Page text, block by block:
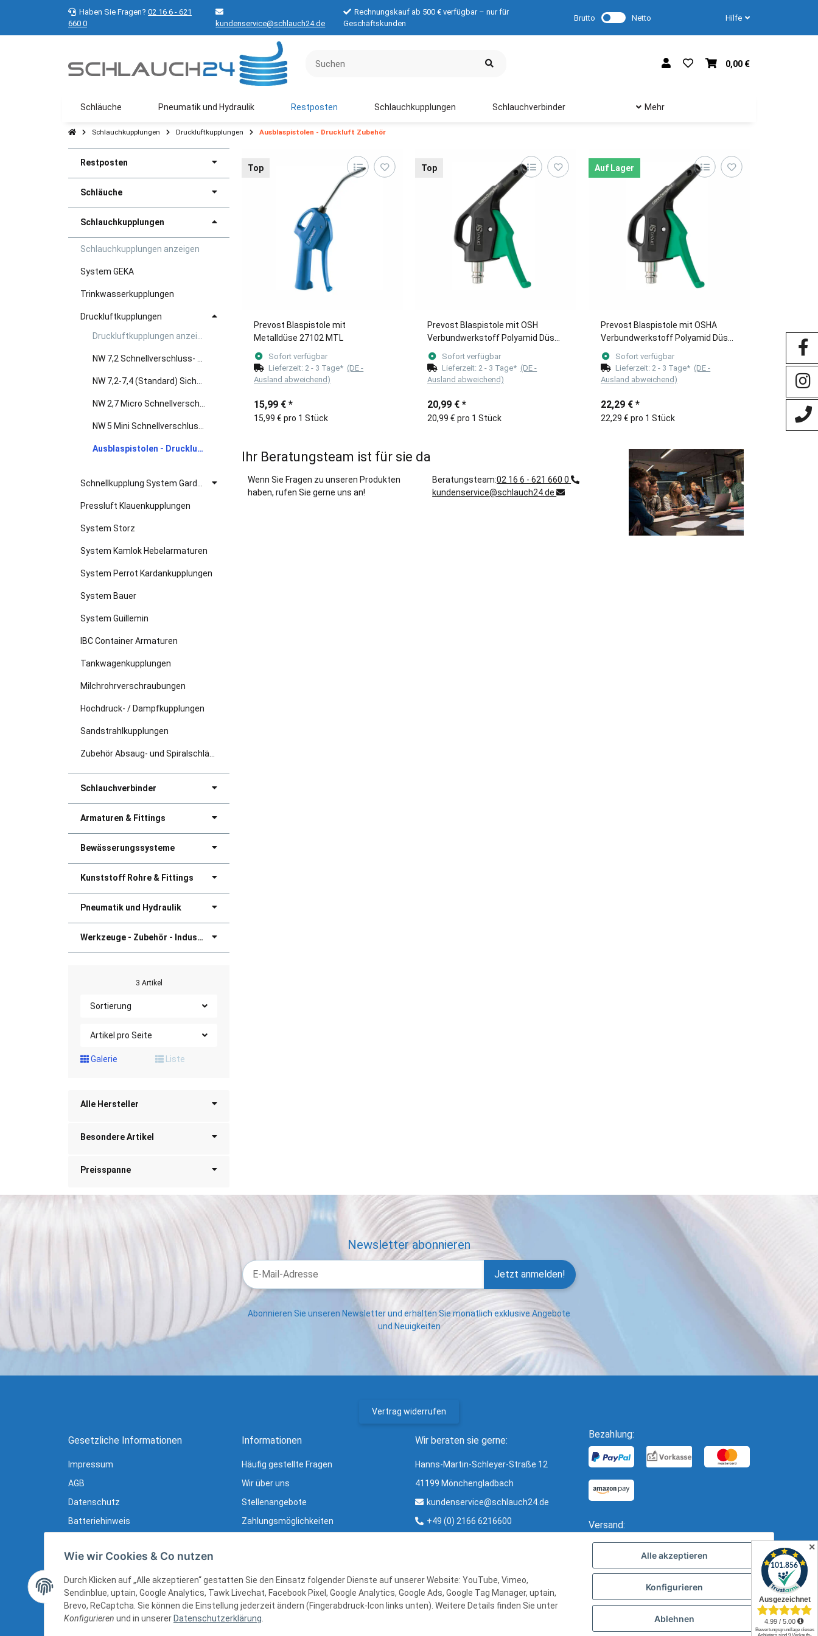
Haben Sie Fragen? 02 16 6 - 621
660 0
kundenservice@schlauch24.de
Rechnungskauf ab 500 € verfügbar – nur für
Geschäftskunden
Brutto Netto Hilfe
0,00 €
Schläuche Pneumatik und Hydraulik Restposten Schlauchkupplungen Schlauchverbinder Mehr
Schlauchkupplungen Druckluftkupplungen Ausblaspistolen - Druckluft Zubehör
Restposten
Schläuche
Schlauchkupplungen
Schlauchkupplungen anzeigen
System GEKA
Trinkwasserkupplungen
Druckluftkupplungen
Ausblaspistolen - Druckluft Zubehör
Pressluft Klauenkupplungen
System Storz
System Kamlok Hebelarmaturen
System Perrot Kardankupplungen
System Bauer
System Guillemin
IBC Container Armaturen
Tankwagenkupplungen
Milchrohrverschraubungen
Hochdruck- / Dampfkupplungen
Sandstrahlkupplungen
Schlauchverbinder
Armaturen & Fittings
Bewässerungssysteme
Kunststoff Rohre & Fittings
Pneumatik und Hydraulik
Werkzeuge - Zubehör - Industriebedarf
3 Artikel
Sortierung
Artikel pro Seite
Galerie Liste
Alle Hersteller
Besondere Artikel
Preisspanne
Top
Prevost Blaspistole mit
Metalldüse 27102 MTL
Sofort verfügbar
Lieferzeit: 2 - 3 Tage* (DE -
Ausland abweichend)
15,99 € *
15,99 € pro 1 Stück
Top
Prevost Blaspistole mit OSH
Verbundwerkstoff Polyamid Düse
EBG 07OSH für Kupplung PREVOS1
Sofort verfügbar
Lieferzeit: 2 - 3 Tage* (DE -
Ausland abweichend)
20,99 € *
20,99 € pro 1 Stück
Auf Lager
Prevost Blaspistole mit OSHA
Verbundwerkstoff Polyamid Düse
Taschenmodell EPG 07OSH für
Kupplung PREVOS1
Sofort verfügbar
Lieferzeit: 2 - 3 Tage* (DE -
Ausland abweichend)
22,29 € *
22,29 € pro 1 Stück
Ihr Beratungsteam ist für sie da
Wenn Sie Fragen zu unseren Produkten
haben, rufen Sie gerne uns an!
Beratungsteam:02 16 6 - 621 660 0
kundenservice@schlauch24.de
Newsletter abonnieren
Jetzt anmelden!
Abonnieren Sie unseren Newsletter und erhalten Sie monatlich exklusive Angebote
und Neuigkeiten
Vertrag widerrufen
Gesetzliche Informationen
Impressum
AGB
Datenschutz
Batteriehinweis
Widerrufsrecht
Widerrufsrecht (B2B)
Sitemap
Informationen
Häufig gestellte Fragen
Wir über uns
Stellenangebote
Zahlungsmöglichkeiten
Ratgeber & Glossar
Wir beraten sie gerne:
Hanns-Martin-Schleyer-Straße 12
41199 Mönchengladbach
kundenservice@schlauch24.de
+49 (0) 2166 6216600
Mo - Fr: 8:00 - 16:00 Uhr
Bezahlung:
Versand:
Wie wir Cookies & Co nutzen
Durch Klicken auf „Alle akzeptieren“ gestatten Sie den Einsatz folgender Dienste auf unserer Website: YouTube, Vimeo,
Sendinblue, uptain, Google Analytics, Tawk Livechat, Facebook Pixel, Google Analytics, Google Ads, Google Tag Manager, uptain,
Brevo, ReCaptcha. Sie können die Einstellung jederzeit ändern (Fingerabdruck-Icon links unten). Weitere Details finden Sie unter
Konfigurieren und in unserer Datenschutzerklärung.
Alle akzeptieren
Konfigurieren
Ablehnen
✕